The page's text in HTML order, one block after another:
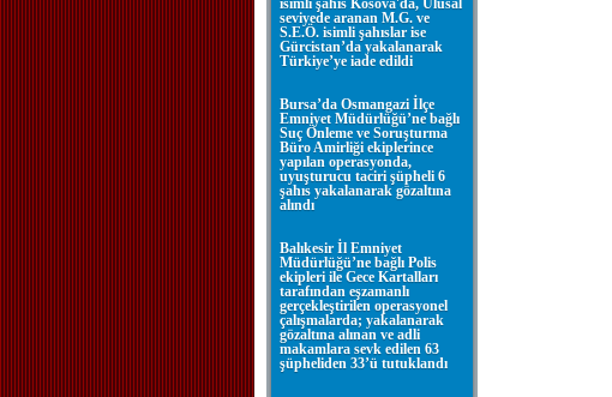
isimli şahıs Kosova'da, Ulusal
seviyede aranan M.G. ve
S.E.Ö. isimli şahıslar ise
Gürcistan’da yakalanarak
Türkiye’ye iade edildi
Bursa’da Osmangazi İlçe
Emniyet Müdürlüğü’ne bağlı
Suç Önleme ve Soruşturma
Büro Amirliği ekiplerince
yapılan operasyonda,
uyuşturucu taciri şüpheli 6
şahıs yakalanarak gözaltına
alındı
Balıkesir İl Emniyet
Müdürlüğü’ne bağlı Polis
ekipleri ile Gece Kartalları
tarafından eşzamanlı
gerçekleştirilen operasyonel
çalışmalarda; yakalanarak
gözaltına alınan ve adli
makamlara sevk edilen 63
şüpheliden 33’ü tutuklandı